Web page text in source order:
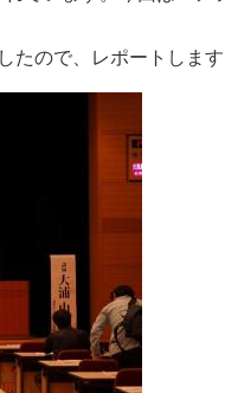
ので、レポートします